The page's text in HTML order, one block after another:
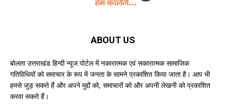
ABOUT US
बोलता उत्तराखंड हिन्दी न्यूज पोर्टल में नकारात्मक एवं सकारात्मक सामाजिक
गतिविधियों को समाचार के रूप में जनता के सामने प्रकाशित किया जाता है। आप भी
हमसे जुड़ सकते हैं और अपने मुद्दों को, समाचारों को और अपनी लेखनी को प्रकाशित
करवा सकते हैं।